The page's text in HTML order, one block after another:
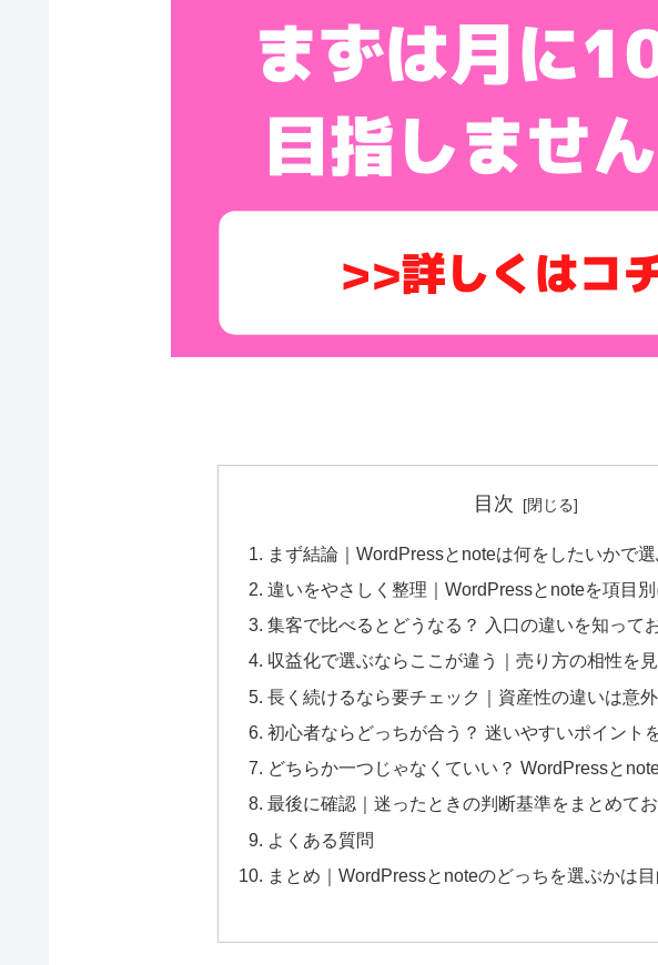
目次
まず結論｜WordPressとnoteは何をしたいかで
違いをやさしく整理｜WordPressとnoteを項目
集客で比べるとどうなる？ 入口の違いを知って
収益化で選ぶならここが違う｜売り方の相性を見
長く続けるなら要チェック｜資産性の違いは意
初心者ならどっちが合う？ 迷いやすいポイント
どちらか一つじゃなくていい？ WordPressと
最後に確認｜迷ったときの判断基準をまとめてお
よくある質問
まとめ｜WordPressとnoteのどっちを選ぶかは